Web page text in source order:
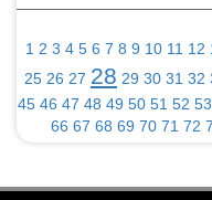
1 2 3 4 5 6 7 8 9 10 11 12
25 26 27 28 29 30 31 32
45 46 47 48 49 50 51 52 53
66 67 68 69 70 71 72